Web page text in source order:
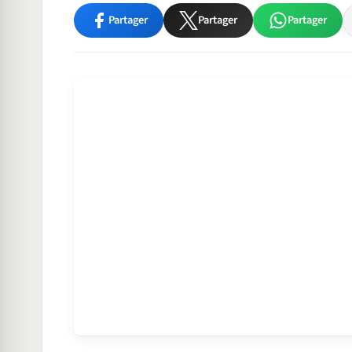
Partager Partager Partager